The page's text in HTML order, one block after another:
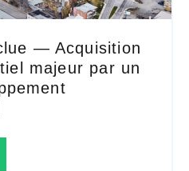
— Acquisition
majeur par un